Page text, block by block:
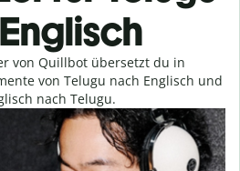
von Quillbot übersetzt du in
von Telugu nach Englisch und
nach Telugu.